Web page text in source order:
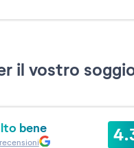
il vostro
bene